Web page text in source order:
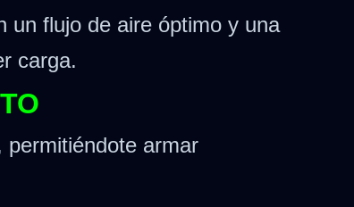
un flujo de aire óptimo y una
carga.
armar